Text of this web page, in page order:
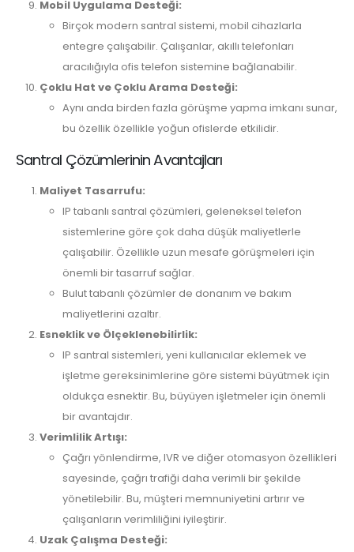
Mobil Uygulama Desteği:
Birçok modern santral sistemi, mobil cihazlarla
entegre çalışabilir. Çalışanlar, akıllı telefonları
aracılığıyla ofis telefon sistemine bağlanabilir.
Çoklu Hat ve Çoklu Arama Desteği:
Aynı anda birden fazla görüşme yapma imkanı sunar,
bu özellik özellikle yoğun ofislerde etkilidir.
Santral Çözümlerinin Avantajları
Maliyet Tasarrufu:
IP tabanlı santral çözümleri, geleneksel telefon
sistemlerine göre çok daha düşük maliyetlerle
çalışabilir. Özellikle uzun mesafe görüşmeleri için
önemli bir tasarruf sağlar.
Bulut tabanlı çözümler de donanım ve bakım
maliyetlerini azaltır.
Esneklik ve Ölçeklenebilirlik:
IP santral sistemleri, yeni kullanıcılar eklemek ve
işletme gereksinimlerine göre sistemi büyütmek için
oldukça esnektir. Bu, büyüyen işletmeler için önemli
bir avantajdır.
Verimlilik Artışı:
Çağrı yönlendirme, IVR ve diğer otomasyon özellikleri
sayesinde, çağrı trafiği daha verimli bir şekilde
yönetilebilir. Bu, müşteri memnuniyetini artırır ve
çalışanların verimliliğini iyileştirir.
Uzak Çalışma Desteği: